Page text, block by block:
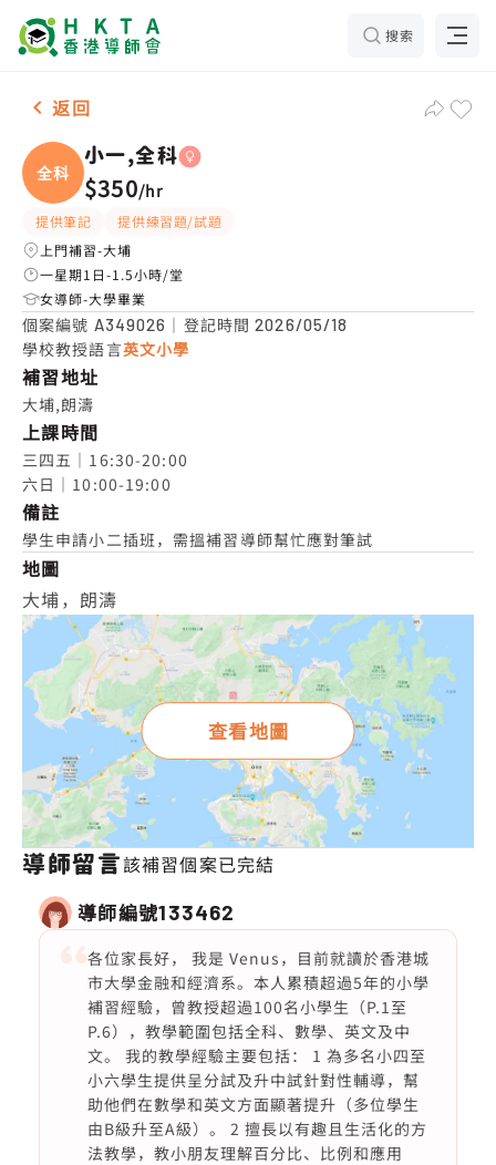
搜索
女-1名 小一,全科，大埔 補習推介
返回
全科
小一,全科
$350/hr
提供筆記
提供練習題/試題
上門補習-大埔
一星期1日-1.5小時/堂
女導師-大學畢業
個案編號 A349026 ｜登記時間2026/05/18
學校教授語言英文小學
補習地址
大埔,朗濤
上課時間
三四五｜16:30-20:00
六日｜10:00-19:00
備註
學生申請小二插班，需搵補習導師幫忙應對筆試
地圖
大埔，朗濤
查看地圖
導師留言該補習個案已完結
導師編號133462
各位家長好， 我是 Venus，目前就讀於香港城
市大學金融和經濟系。本人累積超過5年的小學
補習經驗，曾教授超過100名小學生（P.1至
P.6），教學範圍包括全科、數學、英文及中
文。 我的教學經驗主要包括： 1 為多名小四至
小六學生提供呈分試及升中試針對性輔導，幫
助他們在數學和英文方面顯著提升（多位學生
由B級升至A級）。 2 擅長以有趣且生活化的方
法教學，教小朋友理解百分比、比例和應用